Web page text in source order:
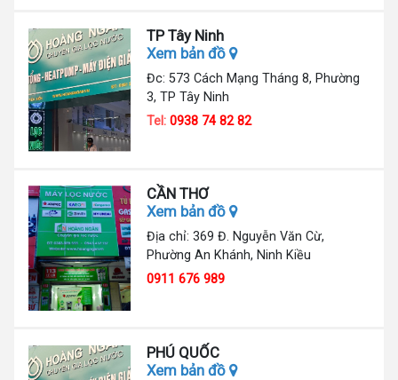
TP Tây Ninh
Xem bản đồ
Đc: 573 Cách Mạng Tháng 8, Phường
3, TP Tây Ninh
Tel:0938 74 82 82
CẦN THƠ
Xem bản đồ
Địa chỉ: 369 Đ. Nguyễn Văn Cừ,
Phường An Khánh, Ninh Kiều
0911 676 989
PHÚ QUỐC
Xem bản đồ